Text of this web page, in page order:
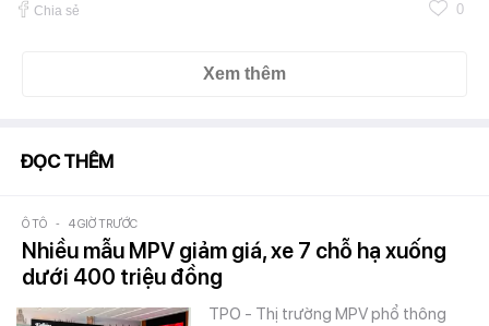
Chia sẻ 0
Xem thêm
ĐỌC THÊM
Ô TÔ - 4 GIỜ TRƯỚC
Nhiều mẫu MPV giảm giá, xe 7 chỗ hạ xuống
dưới 400 triệu đồng
TPO - Thị trường MPV phổ thông